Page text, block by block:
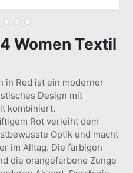
Women Textil
in Red ist ein moderner
Design mit
kombiniert.
Rot verleiht dem
Optik und macht
im Alltag. Die farbigen
die orangefarbene Zunge